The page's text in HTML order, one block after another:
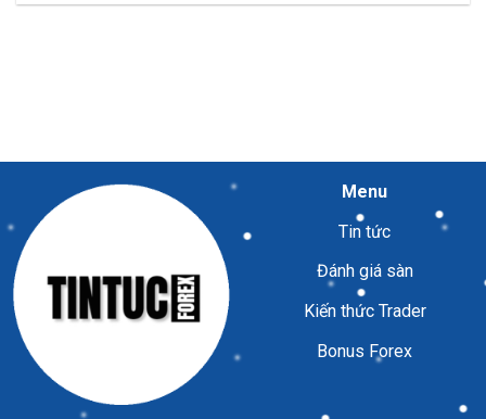
Menu
Tin tức
Đánh giá sàn
Kiến thức Trader
Bonus Forex